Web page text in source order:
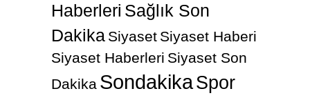
Haberleri Sağlık Son
Dakika Siyaset Siyaset Haberi
Siyaset Haberleri Siyaset Son
Dakika SondakikaSpor